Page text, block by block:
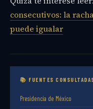
consecutivos: la
puede igualar
📚 FUENTES
Presidencia de México